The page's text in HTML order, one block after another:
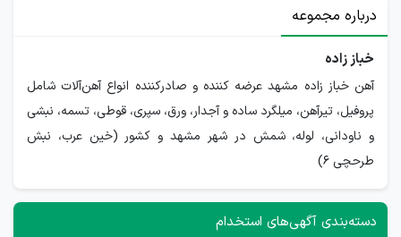
درباره مجموعه
خباز زاده
آهن خباز زاده مشهد عرضه کننده و صادرکننده انواع آهن‌آلات شامل
پروفیل، تیرآهن، میلگرد ساده و آجدار، ورق، سپری، قوطی، تسمه، نبشی
و ناودانی، لوله، شمش در شهر مشهد و کشور (خین عرب، نبش
طرحچی 6)
دسته‌بندی آگهی‌های استخدام